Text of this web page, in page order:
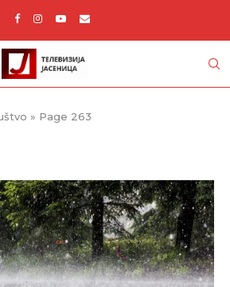
» Page 263